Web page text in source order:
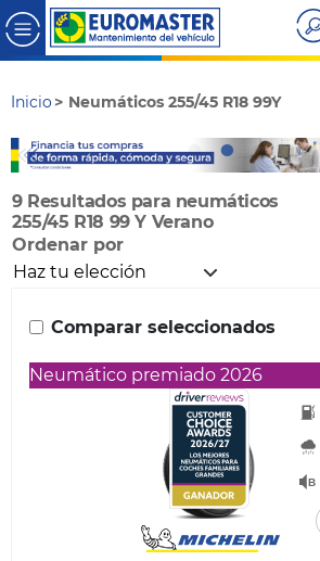
Inicio Neumáticos 255/45 R18 99Y
9 Resultados para neumáticos
255/45 R18 99 Y Verano
Ordenar por
Comparar seleccionados
Neumático premiado 2026